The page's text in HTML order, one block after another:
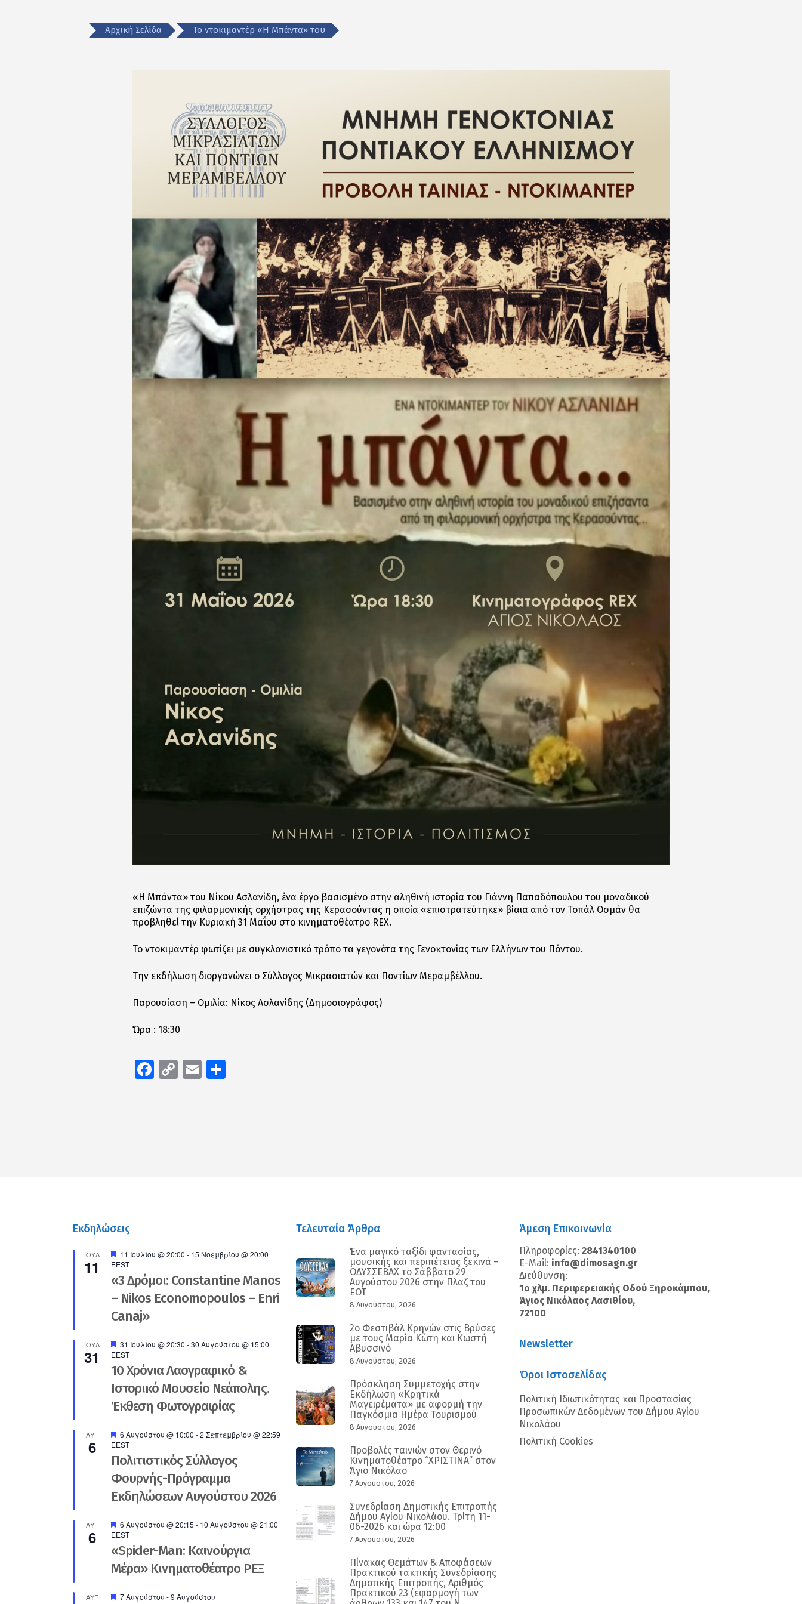
Αρχική Σελίδα Το ντοκιμαντέρ «Η Μπάντα» του
«Η Μπάντα» του Νίκου Ασλανίδη, ένα έργο βασισμένο στην αληθινή ιστορία του Γιάννη Παπαδόπουλου του μοναδικού
επιζώντα της φιλαρμονικής ορχήστρας της Κερασούντας η οποία «επιστρατεύτηκε» βίαια από τον Τοπάλ Οσμάν θα
προβληθεί την Κυριακή 31 Μαΐου στο κινηματοθέατρο REX.
Το ντοκιμαντέρ φωτίζει με συγκλονιστικό τρόπο τα γεγονότα της Γενοκτονίας των Ελλήνων του Πόντου.
Την εκδήλωση διοργανώνει ο Σύλλογος Μικρασιατών και Ποντίων Μεραμβέλλου.
Παρουσίαση – Ομιλία: Νίκος Ασλανίδης (Δημοσιογράφος)
Ώρα : 18:30
Facebook
CopyEmail
Εκδηλώσεις
ΙΟΎΛ
11
Προτεινόμενο
11 Ιουλίου @ 20:00 - 15 Νοεμβρίου @ 20:00
EEST
«3 Δρόμοι: Constantine Manos
– Nikos Economopoulos – Enri
Canaj»
ΙΟΎΛ
31
Προτεινόμενο
31 Ιουλίου @ 20:30 -30 Αυγούστου @ 15:00
EEST
10 Χρόνια Λαογραφικό &
Ιστορικό Μουσείο Νεάπολης.
Έκθεση Φωτογραφίας
ΑΥΓ
6
Προτεινόμενο
6 Αυγούστου @ 10:00 -2 Σεπτεμβρίου @ 22:59
EEST
Πολιτιστικός Σύλλογος
Φουρνής-Πρόγραμμα
Εκδηλώσεων Αυγούστου 2026
ΑΥΓ
6
Προτεινόμενο
6 Αυγούστου @ 20:15 - 10 Αυγούστου @ 21:00
EEST
«Spider-Man: Καινούργια
Μέρα» Κινηματοθέατρο ΡΕΞ
ΑΥΓ Προτεινόμενο
7 Αυγούστου -9 Αυγούστου
Τελευταία Άρθρα
Ένα μαγικό ταξίδι φαντασίας,
μουσικής και περιπέτειας ξεκινά –
ΟΔΥΣΣΕΒΑΧ το Σάββατο 29
Αυγούστου 2026 στην Πλαζ του
ΕΟΤ
8 Αυγούστου, 2026
2ο Φεστιβάλ Κρηνών στις Βρύσες
με τους Μαρία Κώτη και Κωστή
Αβυσσινό
8 Αυγούστου, 2026
Πρόσκληση Συμμετοχής στην
Εκδήλωση «Κρητικά
Μαγειρέματα» με αφορμή την
Παγκόσμια Ημέρα Τουρισμού
8 Αυγούστου, 2026
Προβολές ταινιών στον Θερινό
Κινηματοθέατρο “ΧΡΙΣΤΙΝΑ” στον
Άγιο Νικόλαο
7 Αυγούστου, 2026
Συνεδρίαση Δημοτικής Επιτροπής
Δήμου Αγίου Νικολάου. Τρίτη 11-
06-2026 και ώρα 12:00
7 Αυγούστου, 2026
Πίνακας Θεμάτων & Αποφάσεων
Πρακτικού τακτικής Συνεδρίασης
Δημοτικής Επιτροπής, Αριθμός
Πρακτικού 23 (εφαρμογή των
Άμεση Επικοινωνία
Πληροφορίες: 2841340100
E-Mail: info@dimosagn.gr
Διεύθυνση:
1ο χλμ. Περιφερειακής Οδού Ξηροκάμπου,
Άγιος Νικόλαος Λασιθίου,
72100
Newsletter
Όροι Ιστοσελίδας
Πολιτική Ιδιωτικότητας και Προστασίας
Προσωπικών Δεδομένων του Δήμου Αγίου
Νικολάου
Πολιτική Cookies